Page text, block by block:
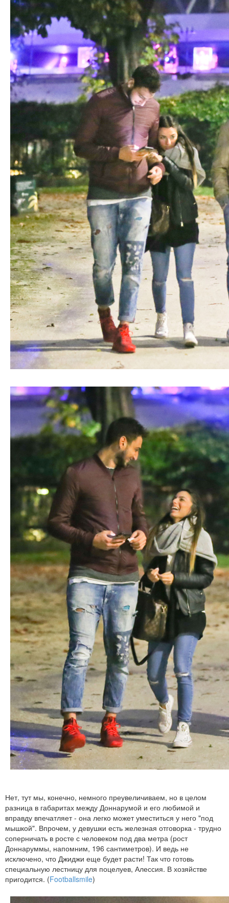
Нет, тут мы, конечно, немного преувеличиваем, но в целом
разница в габаритах между Доннарумой и его любимой и
вправду впечатляет - она легко может уместиться у него "под
мышкой". Впрочем, у девушки есть железная отговорка - трудно
соперничать в росте с человеком под два метра (рост
Доннаруммы, напомним, 196 сантиметров). И ведь не
исключено, что Джиджи еще будет расти! Так что готовь
специальную лестницу для поцелуев, Алессия. В хозяйстве
пригодится. (Footballsmile)